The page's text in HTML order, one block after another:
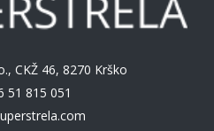
CKŽ 46, 8270 Krško
51 815 051